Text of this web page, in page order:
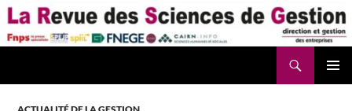
Aller
au
contenu